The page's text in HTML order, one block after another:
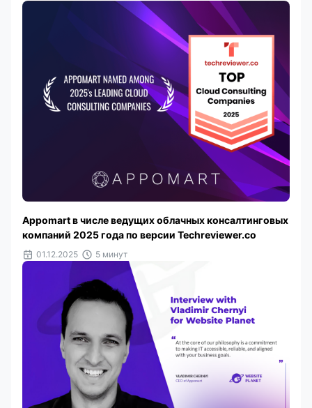
Appomart в числе ведущих облачных консалтинговых
компаний 2025 года по версии Techreviewer.co
01.12.2025 5 минут